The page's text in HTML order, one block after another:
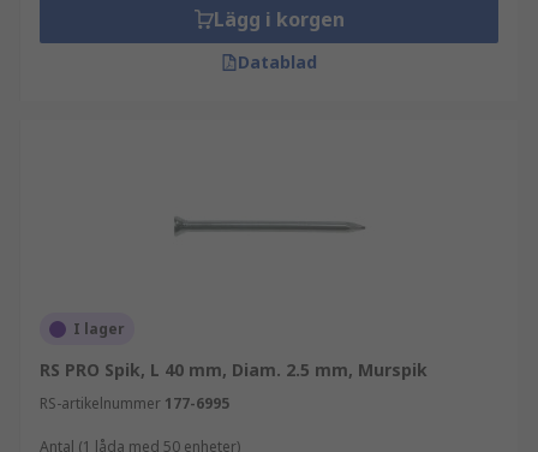
Lägg i korgen
Datablad
I lager
RS PRO Spik, L 40 mm, Diam. 2.5 mm, Murspik
RS-artikelnummer 177-6995
Antal (1 låda med 50 enheter)